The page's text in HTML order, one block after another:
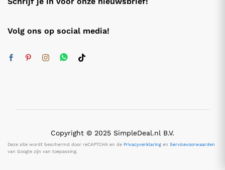
Volg ons op social media!
Copyright © 2025 SimpleDeal.nl B.V.
Deze site wordt beschermd door reCAPTCHA en de Privacyverklaring en Servicevoorwaarden
van Google zijn van toepassing.